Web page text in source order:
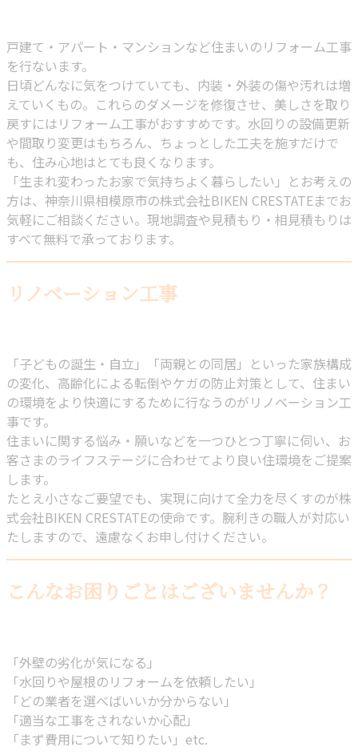
戸建て・アパート・マンションなど住まいのリフォーム工事
を行ないます。
日頃どんなに気をつけていても、内装・外装の傷や汚れは増
えていくもの。これらのダメージを修復させ、美しさを取り
戻すにはリフォーム工事がおすすめです。水回りの設備更新
や間取り変更はもちろん、ちょっとした工夫を施すだけで
も、住み心地はとても良くなります。
「生まれ変わったお家で気持ちよく暮らしたい」とお考えの
方は、神奈川県相模原市の株式会社BIKEN CRESTATEまでお
気軽にご相談ください。現地調査や見積もり・相見積もりは
すべて無料で承っております。
リノベーション工事
「子どもの誕生・自立」「両親との同居」といった家族構成
の変化、高齢化による転倒やケガの防止対策として、住まい
の環境をより快適にするために行なうのがリノベーション工
事です。
住まいに関する悩み・願いなどを一つひとつ丁寧に伺い、お
客さまのライフステージに合わせてより良い住環境をご提案
します。
たとえ小さなご要望でも、実現に向けて全力を尽くすのが株
式会社BIKEN CRESTATEの使命です。腕利きの職人が対応い
たしますので、遠慮なくお申し付けください。
こんなお困りごとはございませんか？
「外壁の劣化が気になる」
「水回りや屋根のリフォームを依頼したい」
「どの業者を選べばいいか分からない」
「適当な工事をされないか心配」
「まず費用について知りたい」etc.